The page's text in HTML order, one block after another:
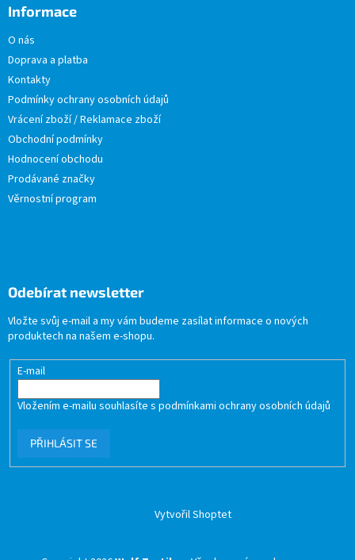
Informace
O nás
Doprava a platba
Kontakty
Podmínky ochrany osobních údajů
Vrácení zboží / Reklamace zboží
Obchodní podmínky
Hodnocení obchodu
Prodávané značky
Věrnostní program
Odebírat newsletter
Vložte svůj e-mail a my vám budeme zasílat informace o nových
produktech na našem e-shopu.
E-mail
Vložením e-mailu souhlasíte s podmínkami ochrany osobních údajů
PŘIHLÁSIT SE
Vytvořil Shoptet